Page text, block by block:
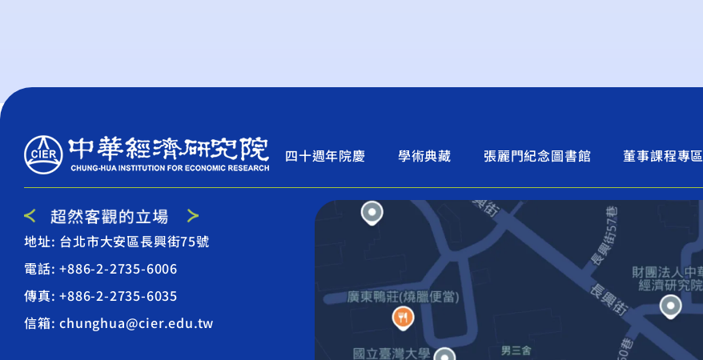
四十週年院慶 學術典藏 張麗門紀念圖書館 董事課程專區
地址: 台北市大安區長興街75號
電話: +886-2-2735-6006
傳真: +886-2-2735-6035
信箱: chunghua@cier.edu.tw